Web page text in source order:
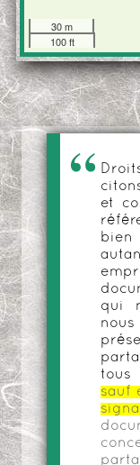
30 m
100 ft
et
qui
sauf